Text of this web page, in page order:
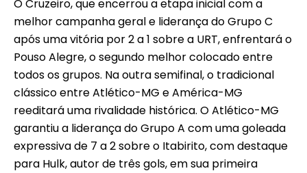
O Cruzeiro, que encerrou a etapa inicial com a
melhor campanha geral e liderança do Grupo C
após uma vitória por 2 a 1 sobre a URT, enfrentará o
Pouso Alegre, o segundo melhor colocado entre
todos os grupos. Na outra semifinal, o tradicional
clássico entre Atlético-MG e América-MG
reeditará uma rivalidade histórica. O Atlético-MG
garantiu a liderança do Grupo A com uma goleada
expressiva de 7 a 2 sobre o Itabirito, com destaque
para Hulk, autor de três gols, em sua primeira